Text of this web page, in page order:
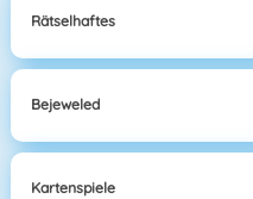
Rätselhaftes
Bejeweled
Kartenspiele